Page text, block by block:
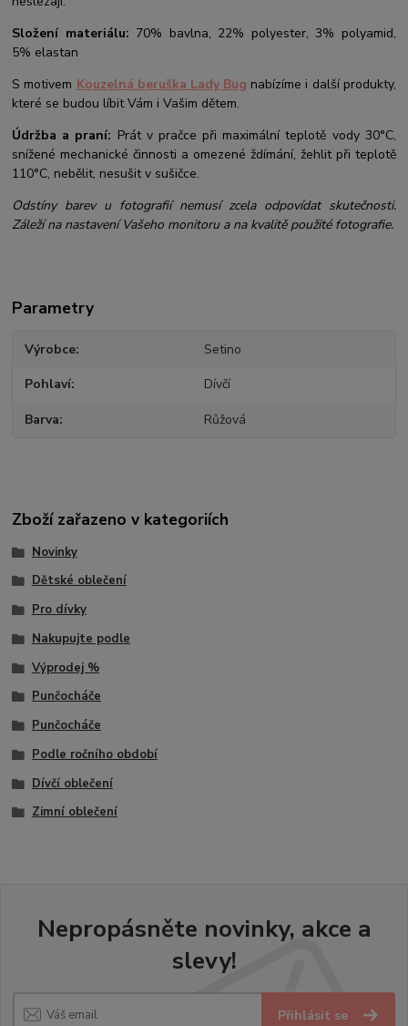
Složení materiálu: 70% bavlna, 22% polyester, 3% polyamid,
5% elastan
S motivem Kouzelná beruška Lady Bug nabízíme i další produkty,
které se budou líbit Vám i Vašim dětem.
Údržba a praní: Prát v pračce při maximální teplotě vody 30°C,
snížené mechanické činnosti a omezené ždímání, žehlit při teplotě
110°C, nebělit, nesušit v sušičce.
Odstíny barev u fotografií nemusí zcela odpovídat skutečnosti.
Záleží na nastavení Vašeho monitoru a na kvalitě použité fotografie.
Parametry
Výrobce Setino
Pohlaví Dívčí
Barva Růžová
Zboží zařazeno v kategoriích
Novinky
Dětské oblečení
Pro dívky
Nakupujte podle
Výprodej %
Punčocháče
Punčocháče
Podle ročního období
Dívčí oblečení
Zimní oblečení
Nepropásněte novinky, akce a
slevy!
Přihlásit se